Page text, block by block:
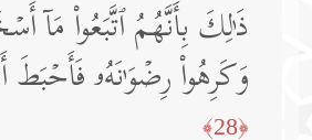
ذَ ٰ⁠لِكَ بِأَنَّهُمُ ٱتَّبَعُوا۟ مَاۤ
وَكَرِهُوا۟ رِضۡوَ ٰ⁠نَهُۥ فَأَحۡبَطَ
﴿28﴾